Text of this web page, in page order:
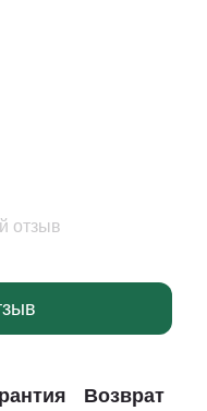
отзыв
Возврат